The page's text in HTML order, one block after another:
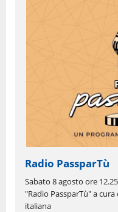
Radio PassparTù
Sabato 8 agosto ore
"Radio PassparTù" a
italiana